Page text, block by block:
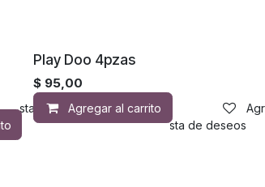
lista de deseos
Agregar a la lista de deseos
Play Doo 4pzas
$ 95,00
Agregar al carrito